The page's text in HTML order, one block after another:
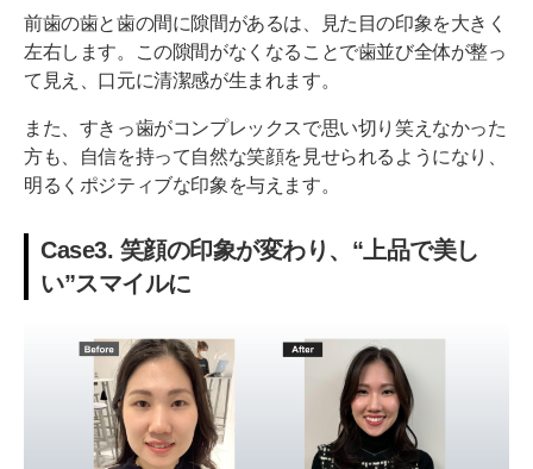
前歯の歯と歯の間に隙間があるは、見た目の印象を大きく
左右します。この隙間がなくなることで歯並び全体が整っ
て見え、口元に清潔感が生まれます。
また、すきっ歯がコンプレックスで思い切り笑えなかった
方も、自信を持って自然な笑顔を見せられるようになり、
明るくポジティブな印象を与えます。
Case3. 笑顔の印象が変わり、“上品で美し
い”スマイルに